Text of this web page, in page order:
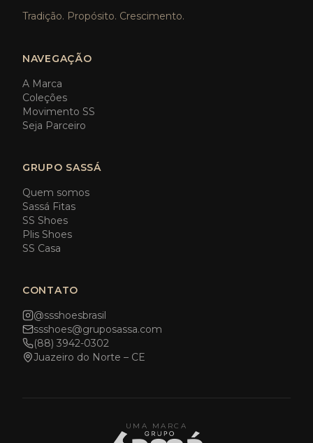
Tradição. Propósito. Crescimento.
NAVEGAÇÃO
A Marca
Coleções
Movimento SS
Seja Parceiro
GRUPO SASSÁ
Quem somos
Sassá Fitas
SS Shoes
Plis Shoes
SS Casa
CONTATO
@ssshoesbrasil
ssshoes@gruposassa.com
(88) 3942-0302
Juazeiro do Norte – CE
UMA MARCA